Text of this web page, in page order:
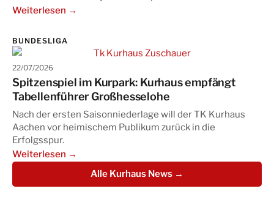
Weiterlesen →
BUNDESLIGA
22/07/2026
Spitzenspiel im Kurpark: Kurhaus empfängt
Tabellenführer Großhesselohe
Nach der ersten Saisonniederlage will der TK Kurhaus
Aachen vor heimischem Publikum zurück in die
Erfolgsspur.
Weiterlesen →
Alle Kurhaus News →